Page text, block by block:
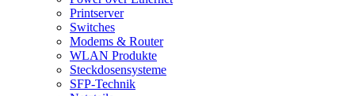
Printserver
Switches
Modems & Router
WLAN Produkte
Steckdosensysteme
SFP-Technik